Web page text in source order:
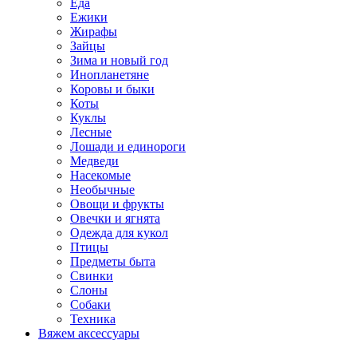
Еда
Ежики
Жирафы
Зайцы
Зима и новый год
Инопланетяне
Коровы и быки
Коты
Куклы
Лесные
Лошади и единороги
Медведи
Насекомые
Необычные
Овощи и фрукты
Овечки и ягнята
Одежда для кукол
Птицы
Предметы быта
Свинки
Слоны
Собаки
Техника
Вяжем аксессуары